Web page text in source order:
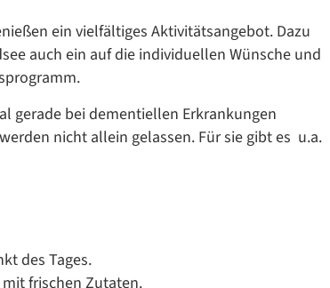
ein vielfältiges Aktivitätsangebot. Dazu
auch ein auf die individuellen Wünsche und
gerade bei dementiellen Erkrankungen
nicht allein gelassen. Für sie gibt es u.a.
des Tages.
frischen Zutaten.